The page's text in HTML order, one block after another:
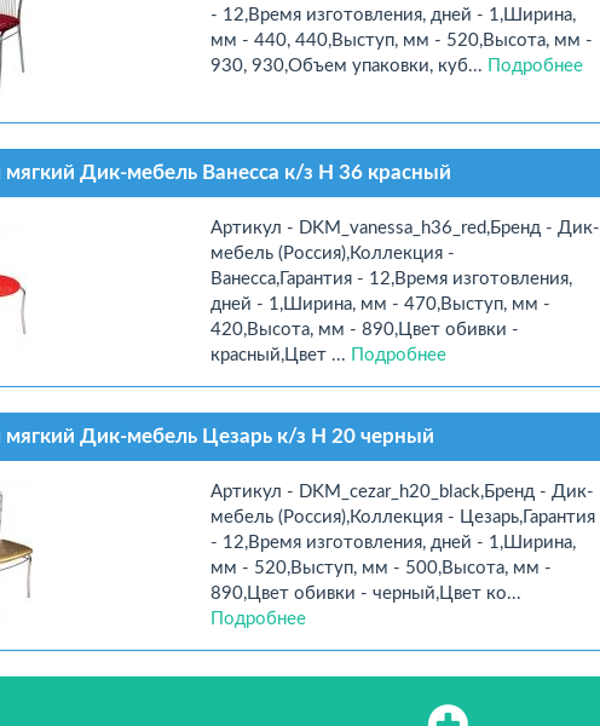
- 12,Время изготовления, дней - 1,Ширина,
мм - 440, 440,Выступ, мм - 520,Высота, мм -
930, 930,Объем упаковки, куб...
Подробнее
мягкий Дик-мебель Ванесса к/з Н 36 красный
Артикул - DKM_vanessa_h36_red,Бренд - Дик-
мебель (Россия),Коллекция -
Ванесса,Гарантия - 12,Время изготовления,
дней - 1,Ширина, мм - 470,Выступ, мм -
420,Высота, мм - 890,Цвет обивки -
красный,Цвет ...
Подробнее
мягкий Дик-мебель Цезарь к/з Н 20 черный
Артикул - DKM_cezar_h20_black,Бренд - Дик-
мебель (Россия),Коллекция - Цезарь,Гарантия
- 12,Время изготовления, дней - 1,Ширина,
мм - 520,Выступ, мм - 500,Высота, мм -
890,Цвет обивки - черный,Цвет ко...
Подробнее